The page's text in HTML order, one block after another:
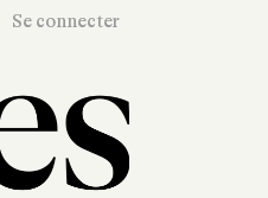
Se connecter